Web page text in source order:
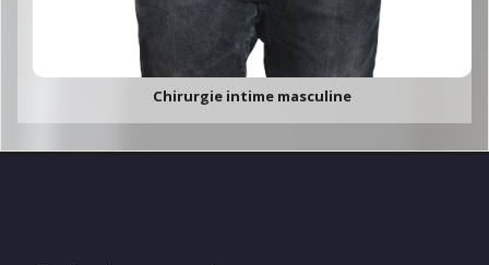
Chirurgie intime masculine